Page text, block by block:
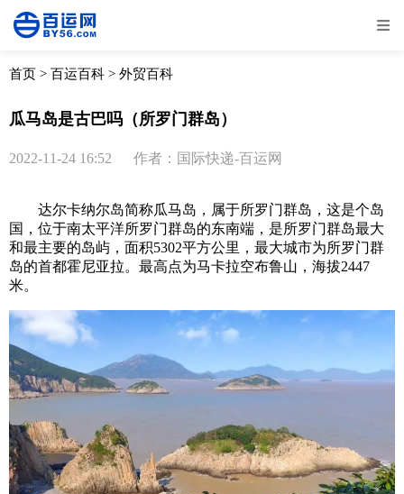
全部 物流资讯
取消 确定
首页 > 百运百科 > 外贸百科
瓜马岛是古巴吗（所罗门群岛）
2022-11-24 16:52 作者：国际快递-百运网
达尔卡纳尔岛简称瓜马岛，属于所罗门群岛，这是个岛
国，位于南太平洋所罗门群岛的东南端，是所罗门群岛最大
和最主要的岛屿，面积5302平方公里，最大城市为所罗门群
岛的首都霍尼亚拉。最高点为马卡拉空布鲁山，海拔2447
米。